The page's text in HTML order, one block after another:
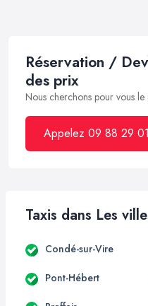
Réservation /
des prix
Nous cherchons pour vous
Appelez 09 88 29
Taxis dans Les
Condé-sur-Vire
Pont-Hébert